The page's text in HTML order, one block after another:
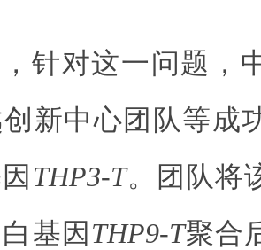
针对这一问题，
新中心团队等成
THP3-T。团队将
基因THP9-T聚合